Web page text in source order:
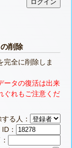
削除
完全に削除しま
ータの復活は出来
ぐれもご注意くだ
る人：
ID：